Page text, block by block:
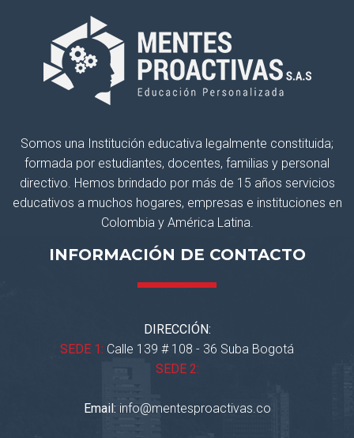
Somos una Institución educativa legalmente constituida;
formada por estudiantes, docentes, familias y personal
directivo. Hemos brindado por más de 15 años servicios
educativos a muchos hogares, empresas e instituciones en
Colombia y América Latina.
INFORMACIÓN DE CONTACTO
DIRECCIÓN:
SEDE 1: Calle 139 # 108 - 36 Suba Bogotá
SEDE 2:
Email: info@mentesproactivas.co